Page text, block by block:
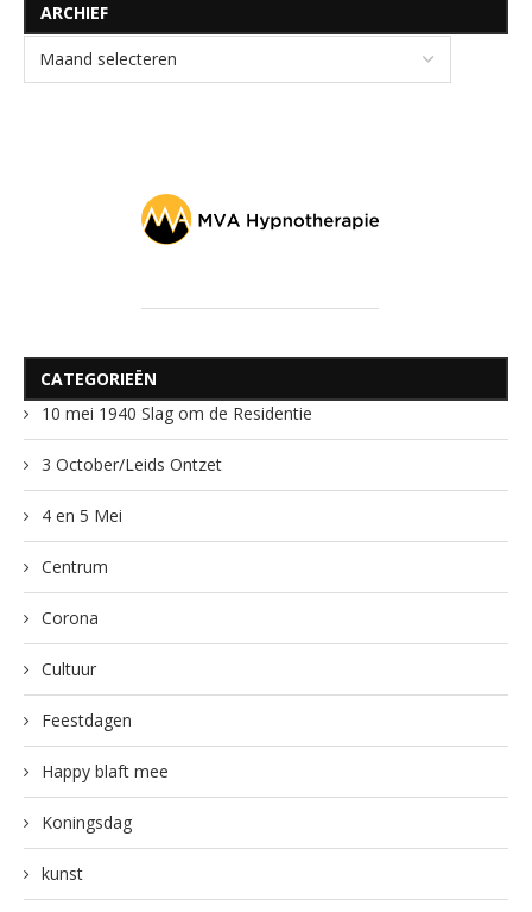
ARCHIEF
CATEGORIEËN
10 mei 1940 Slag om de Residentie
3 October/Leids Ontzet
4 en 5 Mei
Centrum
Corona
Cultuur
Feestdagen
Happy blaft mee
Koningsdag
kunst